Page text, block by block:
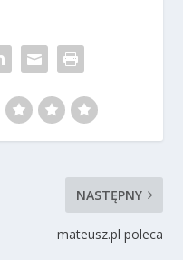
NASTĘPNY
mateusz.pl poleca